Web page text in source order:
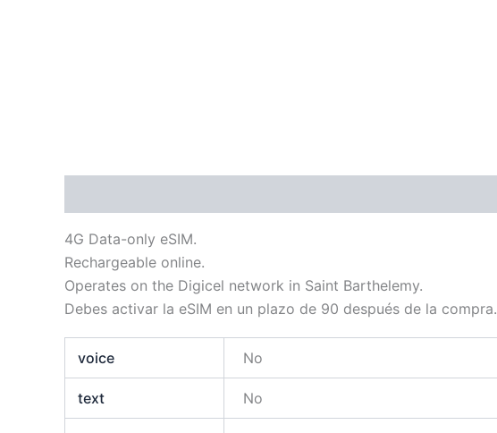
4G Data-only eSIM.
Rechargeable online.
Operates on the Digicel network in Saint Barthelemy.
Debes activar la eSIM en un plazo de 90 después de la compra.
voice No
text No